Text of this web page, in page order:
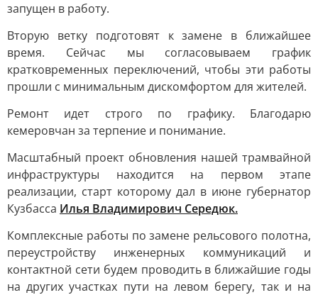
запущен в работу.
Вторую ветку подготовят к замене в ближайшее
время. Сейчас мы согласовываем график
кратковременных переключений, чтобы эти работы
прошли с минимальным дискомфортом для жителей.
Ремонт идет строго по графику. Благодарю
кемеровчан за терпение и понимание.
Масштабный проект обновления нашей трамвайной
инфраструктуры находится на первом этапе
реализации, старт которому дал в июне губернатор
Кузбасса Илья Владимирович Середюк.
Комплексные работы по замене рельсового полотна,
переустройству инженерных коммуникаций и
контактной сети будем проводить в ближайшие годы
на других участках пути на левом берегу, так и на